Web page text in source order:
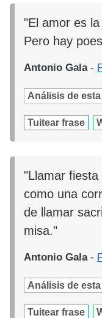
"El amor es
Pero hay
Antonio Gala-
Análisis de
Tuitear frase
"Llamar
como una
de llamar
misa."
Antonio Gala-
Análisis de
Tuitear frase